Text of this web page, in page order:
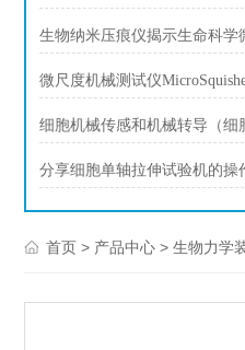
生物纳米压痕仪揭示生命科学
细胞机械传感和机械转导（细
分享细胞单轴拉伸试验机的操
首页 > 产品中心 >生物力学